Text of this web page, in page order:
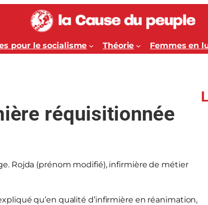
pour le socialisme Théorie Femmes en
réquisitionnée
Rojda (prénom modifié), infirmière de métier
qu’en qualité d’infirmière en réanimation,